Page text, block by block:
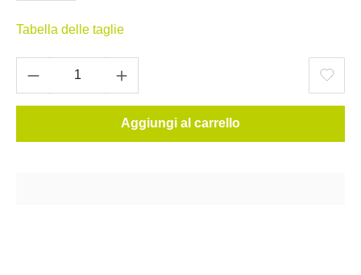
Tabella delle taglie
Aggiungi al carrello